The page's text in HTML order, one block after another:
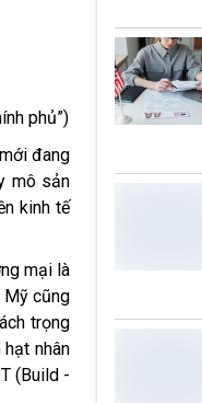
phủ”)
đang
mô sản
kinh tế
mại là
Mỹ cũng
trọng
nhân
(Build -